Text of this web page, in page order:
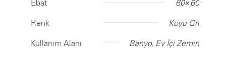
Ebat 60×60
Renk Koyu Gri
Kullanım Alanı Banyo, Ev İçi Zemin